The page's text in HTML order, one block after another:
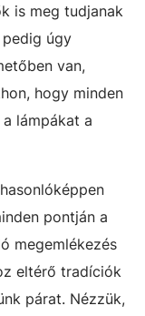
is meg tudjanak
úgy
van,
hogy minden
lámpákat a
pontján a
megemlékezés
eltérő tradíciók
párat. Nézzük,